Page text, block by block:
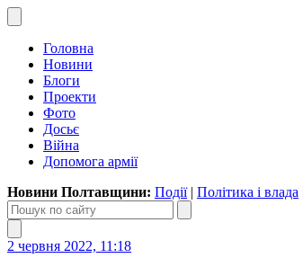
Головна
Новини
Блоги
Проекти
Фото
Досьє
Війна
Допомога армії
Новини Полтавщини: Події| Політика і влада
2 червня 2022, 11:18